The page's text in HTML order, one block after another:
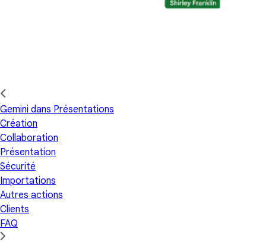
Gemini dans Présentations
Création
Collaboration
Présentation
Sécurité
Importations
Autres actions
Clients
FAQ